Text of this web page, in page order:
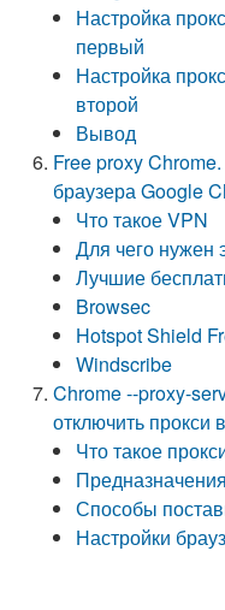
Настройка
первый
Настройка
второй
Вывод
Free proxy
браузера Google
Что такое VPN
Для чего нужен
Лучшие
Browsec
Hotspot Shield
Windscribe
Chrome --proxy-
отключить прокси
Что такое
Способы
Настройки